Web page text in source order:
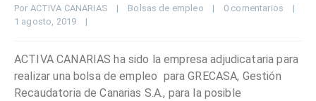
Por ACTIVA CANARIAS | Bolsas de empleo | 0 comentarios
|
1 agosto, 2019 |
ACTIVA CANARIAS ha sido la empresa adjudicataria para
realizar una bolsa de empleo para GRECASA, Gestión
Recaudatoria de Canarias S.A., para la posible